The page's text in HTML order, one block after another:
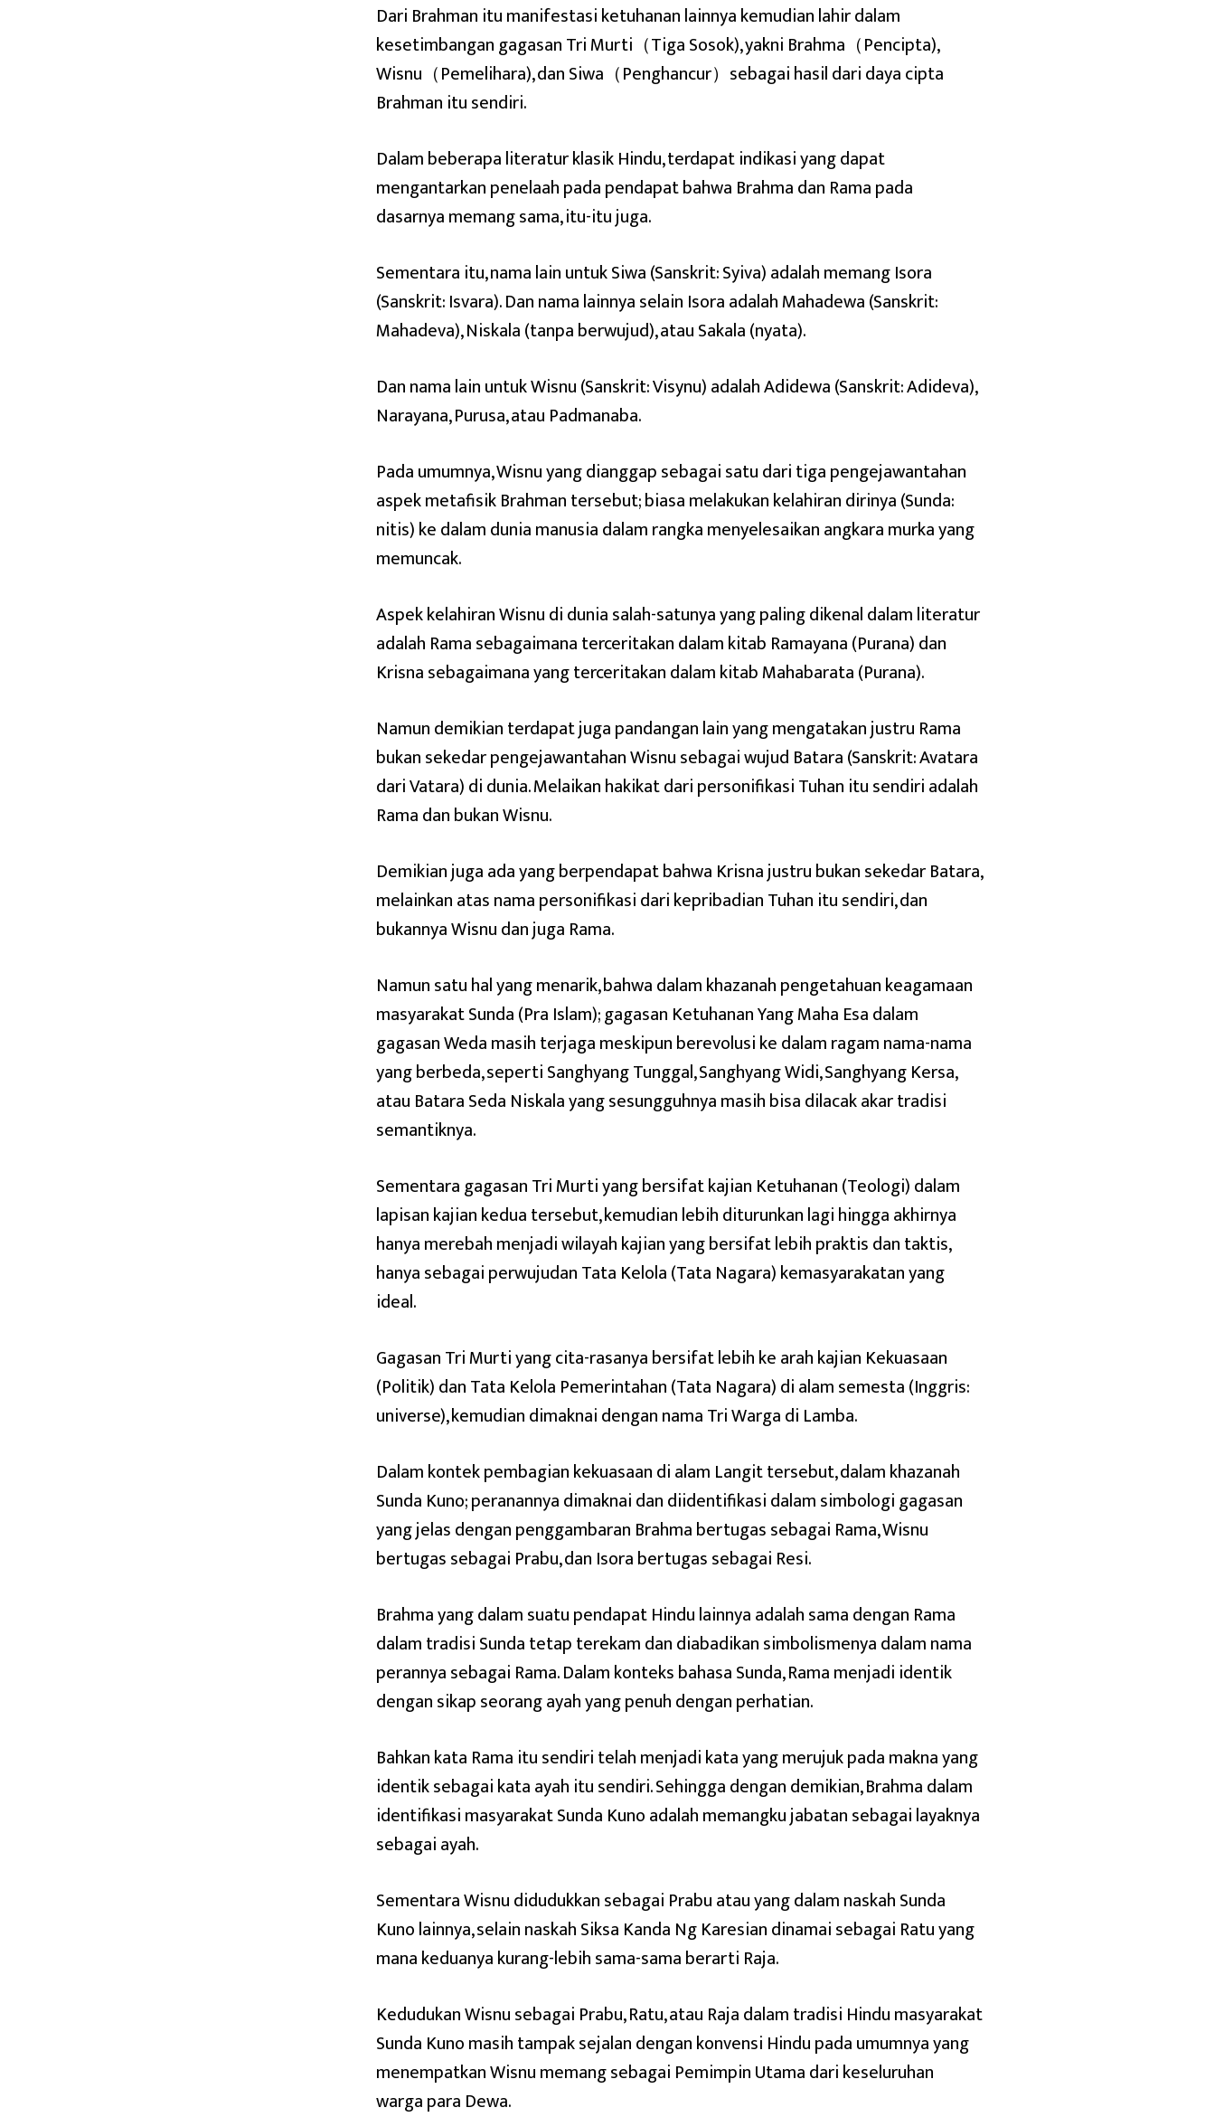
Dari Brahman itu manifestasi ketuhanan lainnya kemudian lahir dalam
kesetimbangan gagasan Tri Murti（Tiga Sosok), yakni Brahma（Pencipta),
Wisnu（Pemelihara), dan Siwa（Penghancur）sebagai hasil dari daya cipta
Brahman itu sendiri.
Dalam beberapa literatur klasik Hindu, terdapat indikasi yang dapat
mengantarkan penelaah pada pendapat bahwa Brahma dan Rama pada
dasarnya memang sama, itu-itu juga.
Sementara itu, nama lain untuk Siwa (Sanskrit: Syiva) adalah memang Isora
(Sanskrit: Isvara). Dan nama lainnya selain Isora adalah Mahadewa (Sanskrit:
Mahadeva), Niskala (tanpa berwujud), atau Sakala (nyata).
Dan nama lain untuk Wisnu (Sanskrit: Visynu) adalah Adidewa (Sanskrit: Adideva),
Narayana, Purusa, atau Padmanaba.
Pada umumnya, Wisnu yang dianggap sebagai satu dari tiga pengejawantahan
aspek metafisik Brahman tersebut; biasa melakukan kelahiran dirinya (Sunda:
nitis) ke dalam dunia manusia dalam rangka menyelesaikan angkara murka yang
memuncak.
Aspek kelahiran Wisnu di dunia salah-satunya yang paling dikenal dalam literatur
adalah Rama sebagaimana terceritakan dalam kitab Ramayana (Purana) dan
Krisna sebagaimana yang terceritakan dalam kitab Mahabarata (Purana).
Namun demikian terdapat juga pandangan lain yang mengatakan justru Rama
bukan sekedar pengejawantahan Wisnu sebagai wujud Batara (Sanskrit: Avatara
dari Vatara) di dunia. Melaikan hakikat dari personifikasi Tuhan itu sendiri adalah
Rama dan bukan Wisnu.
Demikian juga ada yang berpendapat bahwa Krisna justru bukan sekedar Batara,
melainkan atas nama personifikasi dari kepribadian Tuhan itu sendiri, dan
bukannya Wisnu dan juga Rama.
Namun satu hal yang menarik, bahwa dalam khazanah pengetahuan keagamaan
masyarakat Sunda (Pra Islam); gagasan Ketuhanan Yang Maha Esa dalam
gagasan Weda masih terjaga meskipun berevolusi ke dalam ragam nama-nama
yang berbeda, seperti Sanghyang Tunggal, Sanghyang Widi, Sanghyang Kersa,
atau Batara Seda Niskala yang sesungguhnya masih bisa dilacak akar tradisi
semantiknya.
Sementara gagasan Tri Murti yang bersifat kajian Ketuhanan (Teologi) dalam
lapisan kajian kedua tersebut, kemudian lebih diturunkan lagi hingga akhirnya
hanya merebah menjadi wilayah kajian yang bersifat lebih praktis dan taktis,
hanya sebagai perwujudan Tata Kelola (Tata Nagara) kemasyarakatan yang
ideal.
Gagasan Tri Murti yang cita-rasanya bersifat lebih ke arah kajian Kekuasaan
(Politik) dan Tata Kelola Pemerintahan (Tata Nagara) di alam semesta (Inggris:
universe), kemudian dimaknai dengan nama Tri Warga di Lamba.
Dalam kontek pembagian kekuasaan di alam Langit tersebut, dalam khazanah
Sunda Kuno; peranannya dimaknai dan diidentifikasi dalam simbologi gagasan
yang jelas dengan penggambaran Brahma bertugas sebagai Rama, Wisnu
bertugas sebagai Prabu, dan Isora bertugas sebagai Resi.
Brahma yang dalam suatu pendapat Hindu lainnya adalah sama dengan Rama
dalam tradisi Sunda tetap terekam dan diabadikan simbolismenya dalam nama
perannya sebagai Rama. Dalam konteks bahasa Sunda, Rama menjadi identik
dengan sikap seorang ayah yang penuh dengan perhatian.
Bahkan kata Rama itu sendiri telah menjadi kata yang merujuk pada makna yang
identik sebagai kata ayah itu sendiri. Sehingga dengan demikian, Brahma dalam
identifikasi masyarakat Sunda Kuno adalah memangku jabatan sebagai layaknya
sebagai ayah.
Sementara Wisnu didudukkan sebagai Prabu atau yang dalam naskah Sunda
Kuno lainnya, selain naskah Siksa Kanda Ng Karesian dinamai sebagai Ratu yang
mana keduanya kurang-lebih sama-sama berarti Raja.
Kedudukan Wisnu sebagai Prabu, Ratu, atau Raja dalam tradisi Hindu masyarakat
Sunda Kuno masih tampak sejalan dengan konvensi Hindu pada umumnya yang
menempatkan Wisnu memang sebagai Pemimpin Utama dari keseluruhan
warga para Dewa.